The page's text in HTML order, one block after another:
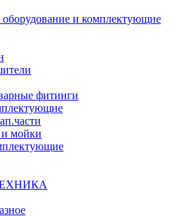
оборудование и комплектующие
фитинги
мойки